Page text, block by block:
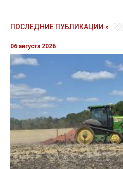
ПОСЛЕДНИЕ ПУБЛИКАЦИИ »
06 августа 2026